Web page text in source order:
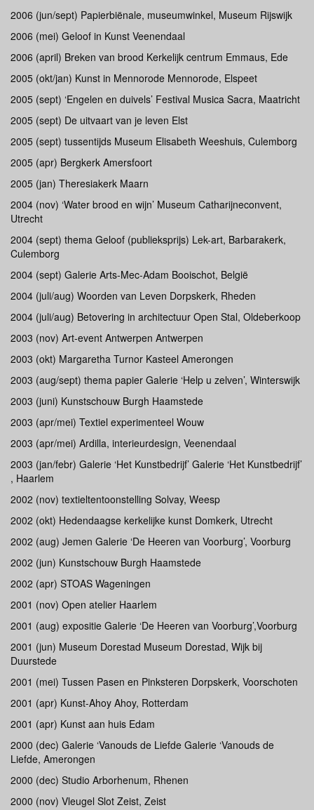
2006 (jun/sept) Papierbiënale, museumwinkel, Museum Rijswijk
2006 (mei) Geloof in Kunst Veenendaal
2006 (april) Breken van brood Kerkelijk centrum Emmaus, Ede
2005 (okt/jan) Kunst in Mennorode Mennorode, Elspeet
2005 (sept) ‘Engelen en duivels’ Festival Musica Sacra, Maatricht
2005 (sept) De uitvaart van je leven Elst
2005 (sept) tussentijds Museum Elisabeth Weeshuis, Culemborg
2005 (apr) Bergkerk Amersfoort
2005 (jan) Theresiakerk Maarn
2004 (nov) ‘Water brood en wijn’ Museum Catharijneconvent,
Utrecht
2004 (sept) thema Geloof (publieksprijs) Lek-art, Barbarakerk,
Culemborg
2004 (sept) Galerie Arts-Mec-Adam Booischot, België
2004 (juli/aug) Woorden van Leven Dorpskerk, Rheden
2004 (juli/aug) Betovering in architectuur Open Stal, Oldeberkoop
2003 (nov) Art-event Antwerpen Antwerpen
2003 (okt) Margaretha Turnor Kasteel Amerongen
2003 (aug/sept) thema papier Galerie ‘Help u zelven’, Winterswijk
2003 (juni) Kunstschouw Burgh Haamstede
2003 (apr/mei) Textiel experimenteel Wouw
2003 (apr/mei) Ardilla, interieurdesign, Veenendaal
2003 (jan/febr) Galerie ‘Het Kunstbedrijf’ Galerie ‘Het Kunstbedrijf’
, Haarlem
2002 (nov) textieltentoonstelling Solvay, Weesp
2002 (okt) Hedendaagse kerkelijke kunst Domkerk, Utrecht
2002 (aug) Jemen Galerie ‘De Heeren van Voorburg’, Voorburg
2002 (jun) Kunstschouw Burgh Haamstede
2002 (apr) STOAS Wageningen
2001 (nov) Open atelier Haarlem
2001 (aug) expositie Galerie ‘De Heeren van Voorburg’,Voorburg
2001 (jun) Museum Dorestad Museum Dorestad, Wijk bij
Duurstede
2001 (mei) Tussen Pasen en Pinksteren Dorpskerk, Voorschoten
2001 (apr) Kunst-Ahoy Ahoy, Rotterdam
2001 (apr) Kunst aan huis Edam
2000 (dec) Galerie ‘Vanouds de Liefde Galerie ‘Vanouds de
Liefde, Amerongen
2000 (dec) Studio Arborhenum, Rhenen
2000 (nov) Vleugel Slot Zeist, Zeist